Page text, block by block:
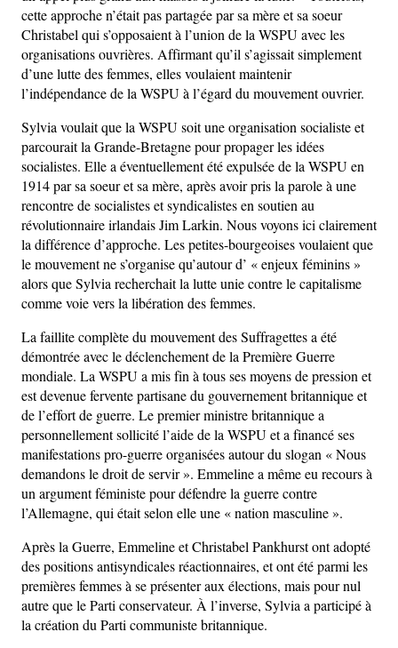
cette approche n’était pas partagée par sa mère et sa soeur
Christabel qui s’opposaient à l’union de la WSPU avec les
organisations ouvrières. Affirmant qu’il s’agissait simplement
d’une lutte des femmes, elles voulaient maintenir
l’indépendance de la WSPU à l’égard du mouvement ouvrier.
Sylvia voulait que la WSPU soit une organisation socialiste et
parcourait la Grande-Bretagne pour propager les idées
socialistes. Elle a éventuellement été expulsée de la WSPU en
1914 par sa soeur et sa mère, après avoir pris la parole à une
rencontre de socialistes et syndicalistes en soutien au
révolutionnaire irlandais Jim Larkin. Nous voyons ici clairement
la différence d’approche. Les petites-bourgeoises voulaient que
le mouvement ne s’organise qu’autour d’ « enjeux féminins »
alors que Sylvia recherchait la lutte unie contre le capitalisme
comme voie vers la libération des femmes.
La faillite complète du mouvement des Suffragettes a été
démontrée avec le déclenchement de la Première Guerre
mondiale. La WSPU a mis fin à tous ses moyens de pression et
est devenue fervente partisane du gouvernement britannique et
de l’effort de guerre. Le premier ministre britannique a
personnellement sollicité l’aide de la WSPU et a financé ses
manifestations pro-guerre organisées autour du slogan « Nous
demandons le droit de servir ». Emmeline a même eu recours à
un argument féministe pour défendre la guerre contre
l’Allemagne, qui était selon elle une « nation masculine ».
Après la Guerre, Emmeline et Christabel Pankhurst ont adopté
des positions antisyndicales réactionnaires, et ont été parmi les
premières femmes à se présenter aux élections, mais pour nul
autre que le Parti conservateur. À l’inverse, Sylvia a participé à
la création du Parti communiste britannique.